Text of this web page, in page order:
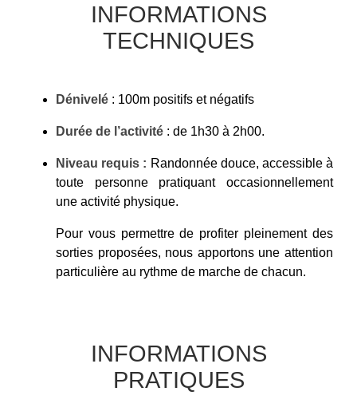
INFORMATIONS
TECHNIQUES
Dénivelé : 100m positifs et négatifs
Durée de l’activité : de 1h30 à 2h00.
Niveau requis : Randonnée douce, accessible à
toute personne pratiquant occasionnellement
une activité physique.
Pour vous permettre de profiter pleinement des
sorties proposées, nous apportons une attention
particulière au rythme de marche de chacun.
INFORMATIONS
PRATIQUES